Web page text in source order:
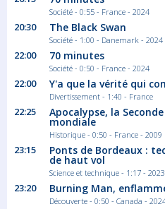
Société - 0:55 - France - 2024
20:30 The Black Swan
Société - 1:00 - Danemark - 2024
22:00 70 minutes
Société - 0:50 - France - 2024
22:00 Y'a que la vérité qui
Divertissement - 1:40 - France
22:25 Apocalypse, la
mondiale
Historique - 0:50 - France - 2009
23:15 Ponts de Bordeaux :
de haut vol
Science et technique - 1:17 - 2023
23:20 Burning Man,
Découverte - 0:50 - Canada -